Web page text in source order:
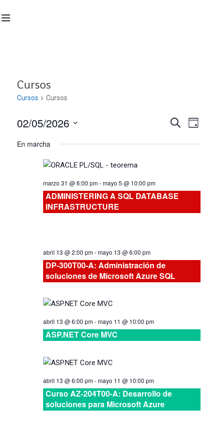
Cursos
Cursos Cursos
de
y
vistas
Cursos
BUSCAR
de
DÍA
02/05/2026
fecha.
En marcha
marzo 31 @ 6:00 pm-mayo 5 @ 10:00 pm
ADMINISTERING A SQL DATABASE
INFRASTRUCTURE
abril 13 @ 2:00 pm-mayo 13 @ 6:00 pm
DP-300T00-A: Administración de
soluciones de Microsoft Azure SQL
abril 13 @ 6:00 pm-mayo 11 @ 10:00 pm
ASP.NET Core MVC
abril 13 @ 6:00 pm-mayo 11 @ 10:00 pm
Curso AZ-204T00-A: Desarrollo de
soluciones para Microsoft Azure